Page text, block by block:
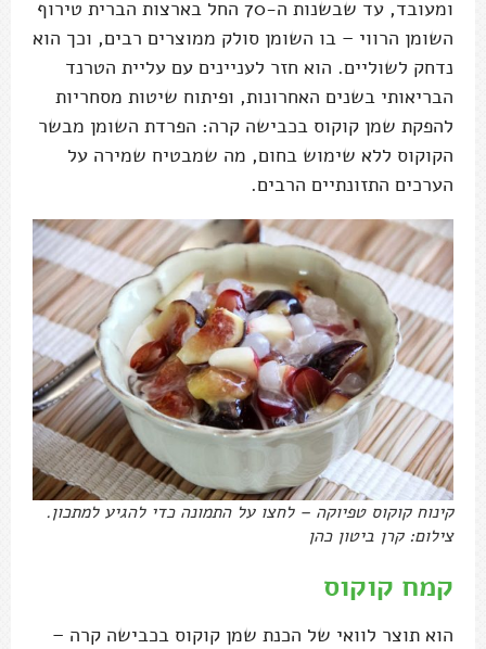
ומעובד, עד שבשנות ה-70 החל בארצות הברית טירוף
השומן הרווי – בו השומן סולק ממוצרים רבים, וכך הוא
נדחק לשוליים. הוא חזר לעניינים עם עליית הטרנד
הבריאותי בשנים האחרונות, ופיתוח שיטות מסחריות
להפקת שמן קוקוס בכבישה קרה: הפרדת השומן מבשר
הקוקוס ללא שימוש בחום, מה שמבטיח שמירה על
הערכים התזונתיים הרבים.
קינוח קוקוס טפיוקה – לחצו על התמונה כדי להגיע למתכון.
צילום: קרן ביטון כהן
קמח קוקוס
הוא תוצר לוואי של הכנת שמן קוקוס בכבישה קרה –